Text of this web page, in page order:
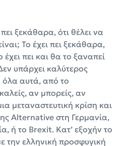
πει ξεκάθαρα, ότι θέλει να
Το έχει πει ξεκάθαρα,
πει και θα το ξαναπεί
υπάρχει καλύτερος
όλα αυτά, από το
αν μπορείς, αν
μεταναστευτική κρίση και
Alternative στη Γερμανία,
ή το Brexit. Κατ’ εξοχήν το
την ελληνική προσφυγική